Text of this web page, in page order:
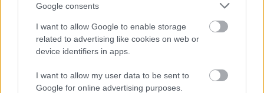
Google consents
I want to allow Google to enable storage
related to advertising like cookies on web or
device identifiers in apps.
I want to allow my user data to be sent to
Google for online advertising purposes.
βρίσκονται στην
τελευταίας στιγμής προέκυψε με τον
Ντίνο
Μήτογλουπου ταλαιπωρείται από ίωση
Βάσκους.